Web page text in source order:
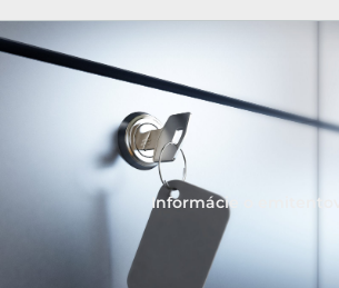
Informácie o emitentovi